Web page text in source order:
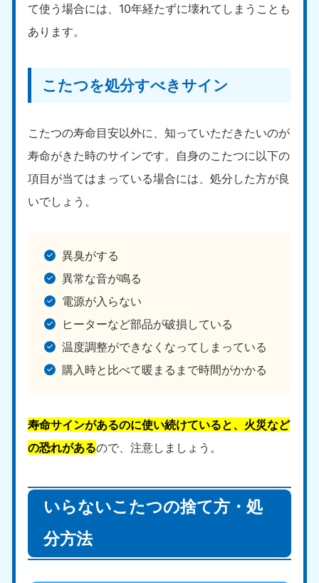
て使う場合には、10年経たずに壊れてしまうことも
あります。
こたつを処分すべきサイン
こたつの寿命目安以外に、知っていただきたいのが
寿命がきた時のサインです。自身のこたつに以下の
項目が当てはまっている場合には、処分した方が良
いでしょう。
異臭がする
異常な音が鳴る
電源が入らない
ヒーターなど部品が破損している
温度調整ができなくなってしまっている
購入時と比べて暖まるまで時間がかかる
寿命サインがあるのに使い続けていると、火災など
の恐れがあるので、注意しましょう。
いらないこたつの捨て方・処
分方法